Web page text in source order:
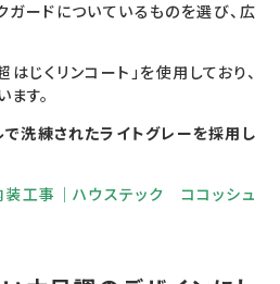
ードについているものを選び、広
じくリンコート」を使用しており、
す。
洗練されたライトグレーを採用し
工事｜ハウステック ココッシュ